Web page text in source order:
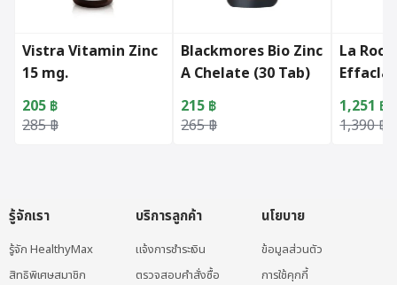
Vistra Vitamin Zinc
15 mg.
285฿
Original price was: 285 ฿.
205 ฿
Current price is: 205 ฿.
Blackmores Bio Zinc
A Chelate (30 Tab)
265฿
Original price was: 265 ฿.
215 ฿
Current price is: 215 ฿.
La
30ml.
1,390฿
Original
1,251 ฿
Current
รู้จักเรา
รู้จัก HealthyMax
สิทธิพิเศษสมาชิก
บริการลูกค้า
แจ้งการชำระเงิน
ตรวจสอบคำสั่งซื้อ
นโยบาย
ข้อมูลส่วนตัว
การใช้คุกกี้